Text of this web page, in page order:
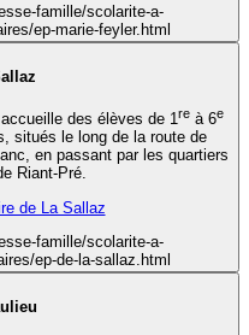
famille/scolarite-a-
ep-marie-feyler.html
des élèves de 1reà 6e
situés le long de la route de
en passant par les quartiers
Riant-Pré.
de La Sallaz
famille/scolarite-a-
ep-de-la-sallaz.html